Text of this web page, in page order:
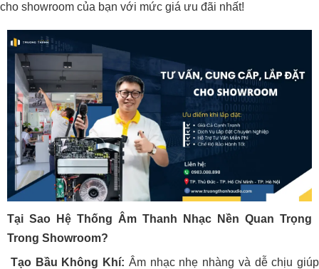
cho showroom của bạn với mức giá ưu đãi nhất!
Tại Sao Hệ Thống Âm Thanh Nhạc Nền Quan Trọng
Trong Showroom?
Tạo Bầu Không Khí: Âm nhạc nhẹ nhàng và dễ chịu giúp